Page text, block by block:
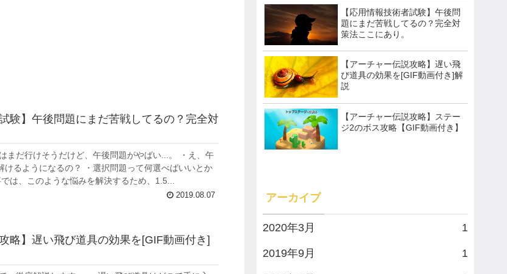
験】午後問題にまだ苦戦してるの？完全対
だ行けそうだけど、午後問題がやばい...。 ・え、午
けるようになるの？ ・選択問題って何選べばいいとか
、このような悩みを解決するため、1.5...
2019.08.07
略】遅い飛び道具の効果を[GIF動画付き]
【応用情報技術者試験】午後問
題にまだ苦戦してるの？完全対
策法ここにあり。
【アーチャー伝説攻略】遅い飛
び道具の効果を[GIF動画付き]解
説
【アーチャー伝説攻略】ステー
ジ2のボス攻略【GIF動画付き】
アーカイブ
2020年3月 1
2019年9月 1